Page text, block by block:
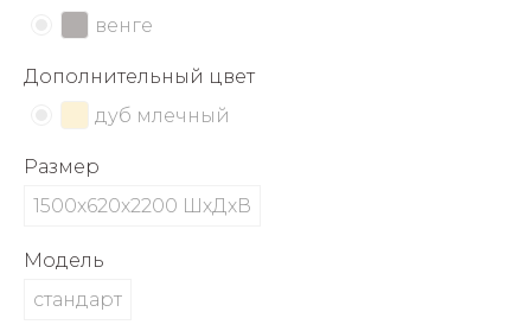
венге
Дополнительный цвет
дуб млечный
Размер
1500х620х2200 ШхДхВ
Модель
стандарт
об оплате Плайтом
plait.ru